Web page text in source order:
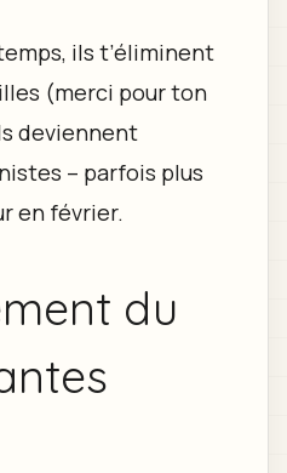
ils t’éliminent
(merci pour ton
deviennent
– parfois plus
en février.
du